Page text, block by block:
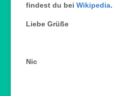
findest du beiWikipedia.
Liebe Grüße
Nic